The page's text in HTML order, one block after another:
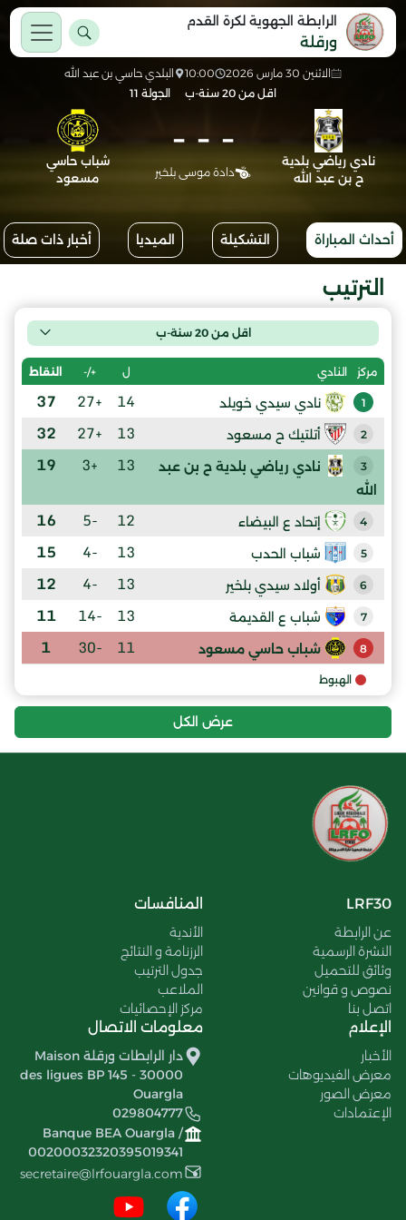
الرابطة الجهوية لكرة القدم
ورقلة
الاثنين 30 مارس 2026 10:00
البلدي حاسي بن عبد الله
اقل من 20 سنة-ب
الجولة 11
نادي رياضي بلدية
ح بن عبد الله
-
-
-
دادة موسى بلخير
شباب حاسي
مسعود
أحداث المباراة التشكيلة الميديا أخبار ذات صلة
الترتيب
اقل من 20 سنة-ب
مركز النادي ل +/- النقاط
1 نادي سيدي خويلد 14
+27
37
2 أتلتيك ح مسعود 13
+27
32
3
نادي رياضي بلدية ح بن عبد
الله
13
+3
19
4 إتحاد ع البيضاء 12
-5
16
5 شباب الحدب 13
-4
15
6 أولاد سيدي بلخير 13
-4
12
7 شباب ع القديمة 13
-14
11
8 شباب حاسي مسعود 11
-30
1
الهبوط
عرض الكل
LRF30
عن الرابطة
النشرة الرسمية
وثائق للتحميل
نصوص و قوانين
اتصل بنا
المنافسات
الأندية
الرزنامة و النتائج
جدول الترتيب
الملاعب
مركز الإحصائيات
الإعلام
الأخبار
معرض الفيديوهات
معرض الصور
الإعتمادات
معلومات الاتصال
دار الرابطات ورقلة Maison
des ligues BP 145 - 30000
Ouargla
029804777
Banque BEA Ouargla /
00200032320395019341
secretaire@lrfouargla.com